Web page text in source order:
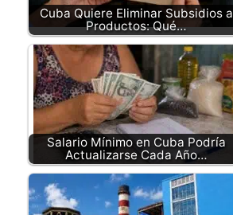
Cuba Quiere Eliminar Subsidios a
Productos: Qué…
Salario Mínimo en Cuba Podría
Actualizarse Cada Año…